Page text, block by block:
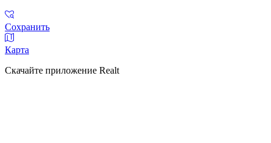
Сохранить
Карта
Скачайте приложение Realt